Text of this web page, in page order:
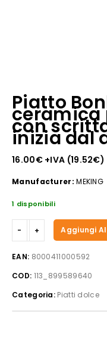
Piatto
ceramica
con
inizia dal
16.00€+IVA (19.52€)
Manufacturer: MEKING
1 disponibili
Bonbons
in
per
dolce
Aggiungi
EAN: 8000411000592
COD: 113_899589640
Categoria: Piatti dolce